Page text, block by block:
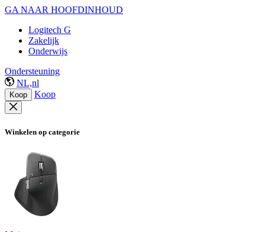
GA NAAR HOOFDINHOUD
Logitech G
Zakelijk
Onderwijs
Ondersteuning
NL,nl
Koop Koop
Winkelen op categorie